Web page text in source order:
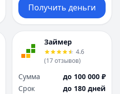
Получить деньги
Займер
4.6
(17отзывов)
Сумма
до 100 000 ₽
Срок
до 180 дней